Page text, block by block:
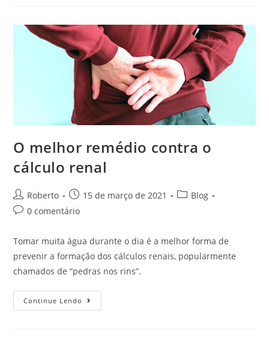
O melhor remédio contra o
cálculo renal
Roberto 15 de março de 2021
Blog
0 comentário
Tomar muita água durante o dia é a melhor forma de
prevenir a formação dos cálculos renais, popularmente
chamados de “pedras nos rins”.
Continue Lendo